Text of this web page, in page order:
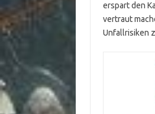
erspart den
vertraut
Unfallrisiken